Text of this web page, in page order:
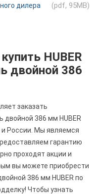
дилера
(pdf, 95MB)
HUBER
двойной 386
заказать
386 мм HUBER
и России. Мы являемся
гарантию
проходят акции и
вы можете приобрести
386 мм HUBER по
Чтобы узнать